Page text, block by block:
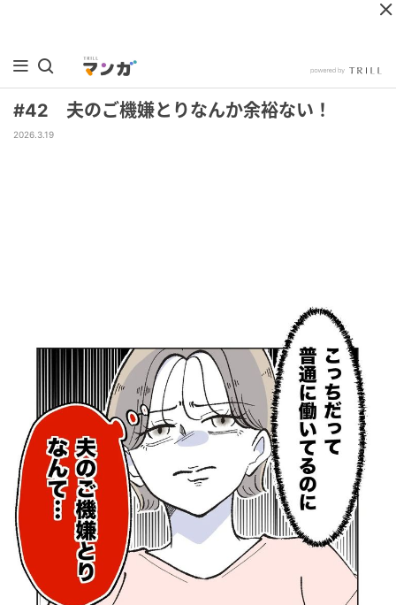
#42 夫のご機嫌とりなんか余裕ない！
2026.3.19